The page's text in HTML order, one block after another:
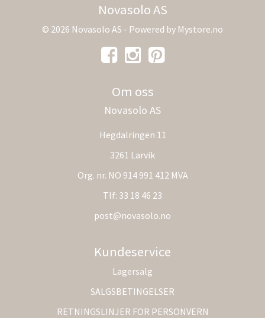
Novasolo AS
© 2026 Novasolo AS - Powered by Mystore.no
Om oss
Novasolo AS
Hegdalringen 11
3261 Larvik
Org. nr. NO 914 991 412 MVA
Tlf: 33 18 46 23
post@novasolo.no
Kundeservice
Lagersalg
SALGSBETINGELSER
RETNINGSLINJER FOR PERSONVERN